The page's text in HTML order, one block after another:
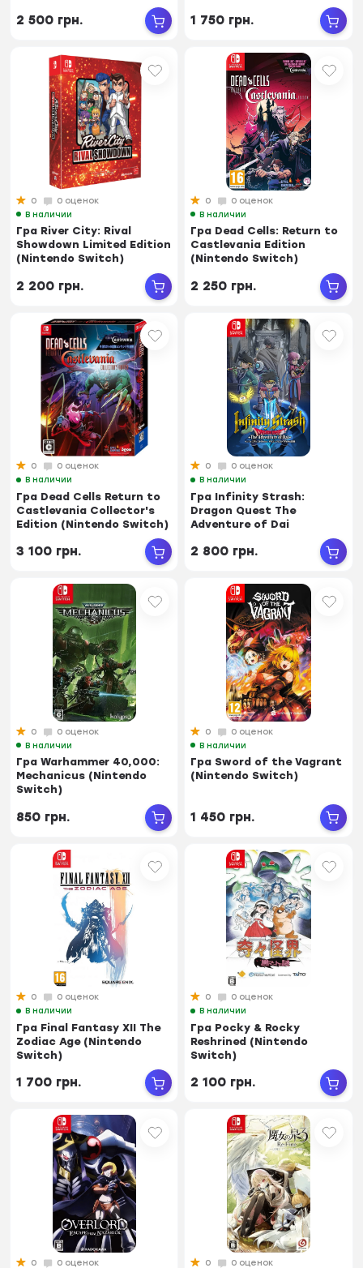
2 500 грн. 1 750 грн.
0
0 оценок
В наличии
Гра River City: Rival
Showdown Limited Edition
(Nintendo Switch)
2 200 грн.
0
0 оценок
В наличии
Гра Dead Cells: Return to
Castlevania Edition
(Nintendo Switch)
2 250 грн.
0
0 оценок
В наличии
Гра Dead Cells Return to
Castlevania Collector's
Edition (Nintendo Switch)
3 100 грн.
0
0 оценок
В наличии
Гра Infinity Strash:
Dragon Quest The
Adventure of Dai
2 800 грн.
0
0 оценок
В наличии
Гра Warhammer 40,000:
Mechanicus (Nintendo
Switch)
850 грн.
0
0 оценок
В наличии
Гра Sword of the Vagrant
(Nintendo Switch)
1 450 грн.
0
0 оценок
В наличии
Гра Final Fantasy XII The
Zodiac Age (Nintendo
Switch)
1 700 грн.
0
0 оценок
В наличии
Гра Pocky & Rocky
Reshrined (Nintendo
Switch)
2 100 грн.
0 0 оценок 0 0 оценок